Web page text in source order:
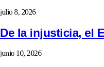
julio 8, 2026
De la injusticia, el
junio 10, 2026